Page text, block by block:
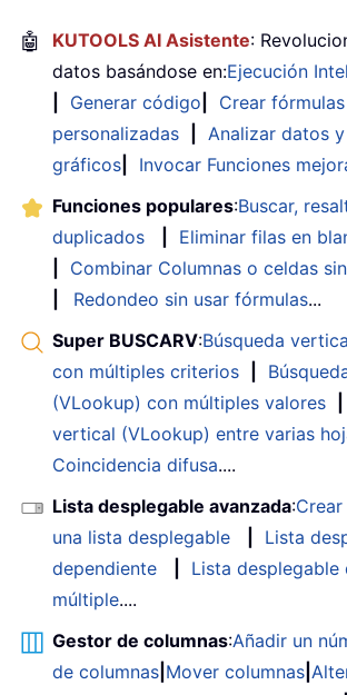
🤖 KUTOOLS AI Asistente:
datos basándose en:Ejecución
Generar código
Crear fórmulas
personalizadas
Analizar datos
gráficos
Invocar Funciones
Funciones populares:Buscar,
duplicados
Eliminar filas en
Combinar Columnas o celdas
Redondeo sin usar fórmulas...
Super BUSCARV:Búsqueda
con múltiples criterios
(VLookup) con múltiples valores
vertical (VLookup) entre varias
Coincidencia difusa....
Lista desplegable avanzada:
una lista desplegable
Lista
dependiente
Lista desplegable
múltiple....
Gestor de columnas:Añadir un
de columnas Mover columnas